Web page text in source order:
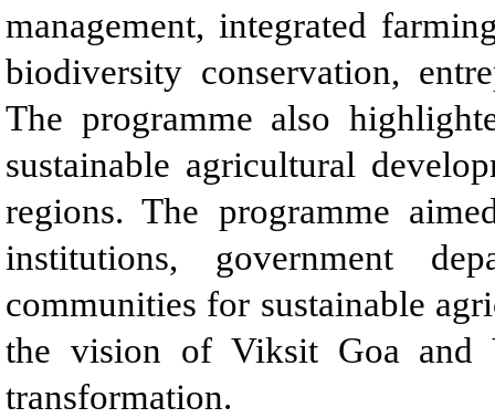
management, integrated
biodiversity conservation,
The programme also
sustainable agricultural
regions. The programme
institutions, government
communities for sustainable
the vision of Viksit Goa and
transformation.